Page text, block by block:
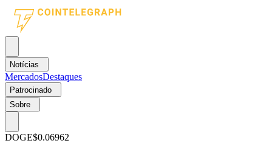
Notícias
MercadosDestaques
Patrocinado
Sobre
DOGE$0.06962